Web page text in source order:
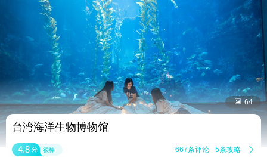
 64
台湾海洋生物博物馆
4.8 分 很棒 667条评论 5条攻略 